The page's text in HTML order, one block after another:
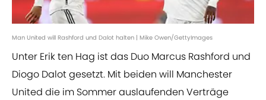
Man United will Rashford und Dalot halten | Mike Owen/GettyImages
Unter Erik ten Hag ist das Duo Marcus Rashford und
Diogo Dalot gesetzt. Mit beiden will Manchester
United die im Sommer auslaufenden Verträge